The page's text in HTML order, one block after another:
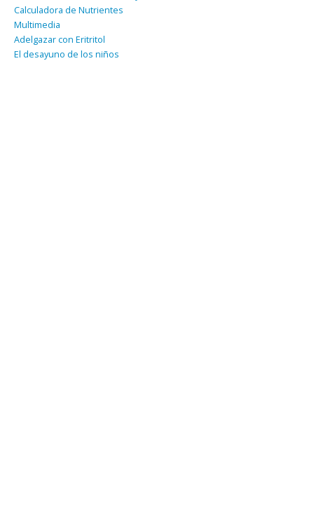
Calculadora de Nutrientes
Multimedia
Adelgazar con Eritritol
El desayuno de los niños